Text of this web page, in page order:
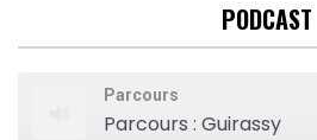
PODCAST
Parcours
Parcours : Guirassy